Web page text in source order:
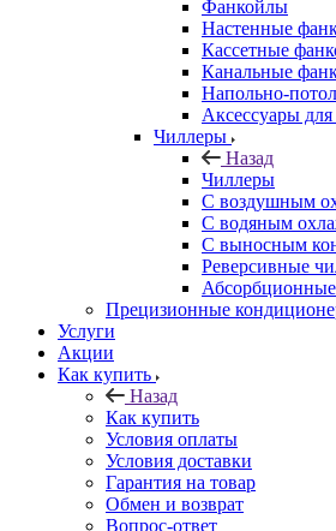
Фанкойлы
Настенные
Кассетные
Канальные
Напольно-
Аксессуары
Чиллеры
Назад
Чиллеры
С воздушным
С водяным
С выносным
Реверсивные
Прецизионные
Услуги
Акции
Как купить
Назад
Как купить
Условия оплаты
Условия доставки
Гарантия на товар
Обмен и возврат
Вопрос-ответ